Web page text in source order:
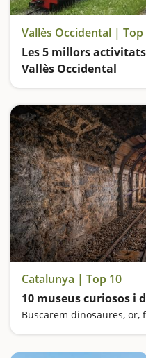
Vallès Occidental | Top
Les 5 millors
Vallès Occidental
Catalunya | Top 10
10 museus curiosos i